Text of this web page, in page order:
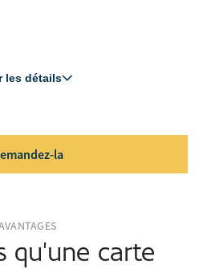
les détails
la
qu'une carte